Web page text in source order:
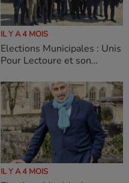
IL Y A 4 MOIS
Elections Municipales : Unis
Pour Lectoure et son
IL Y A 4 MOIS